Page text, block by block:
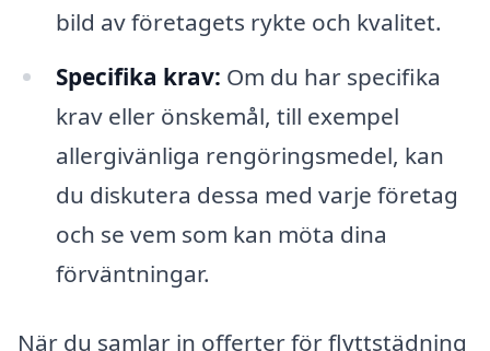
bild av företagets rykte och kvalitet.
Specifika krav: Om du har specifika
krav eller önskemål, till exempel
allergivänliga rengöringsmedel, kan
du diskutera dessa med varje företag
och se vem som kan möta dina
förväntningar.
När du samlar in offerter för flyttstädning